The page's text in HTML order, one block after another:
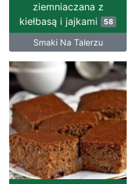
ziemniaczana z
kiełbasą i jajkami 58
Smaki Na Talerzu